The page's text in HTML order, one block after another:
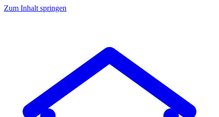
Zum Inhalt springen